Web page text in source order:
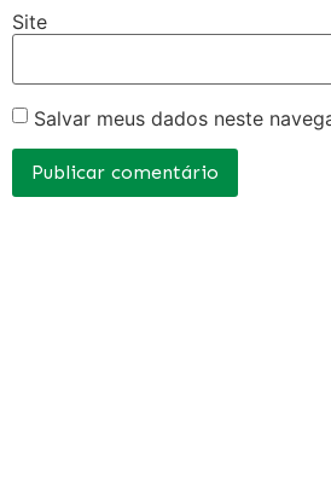
Site
Salvar meus dados neste